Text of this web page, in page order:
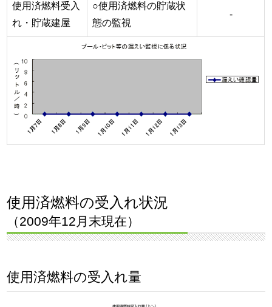
使用済燃料受入
れ・貯蔵建屋
○使用済燃料の貯蔵状
態の監視
-
使用済燃料の受入れ状況
（2009年12月末現在）
使用済燃料の受入れ量